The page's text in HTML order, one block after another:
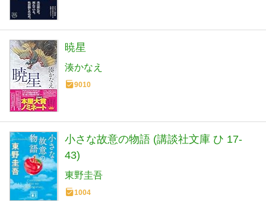
暁星
湊かなえ
9010
小さな故意の物語 (講談社文庫 ひ 17-
43)
東野圭吾
1004